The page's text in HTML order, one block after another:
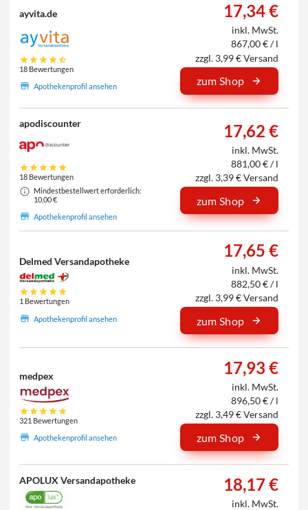
ayvita.de
18 Bewertungen
Apothekenprofil ansehen
17,34 €
inkl. MwSt.
867,00 € / l
zzgl. 3,99 € Versand
zum Shop
apodiscounter
18 Bewertungen
Mindestbestellwert erforderlich:
10,00 €
Apothekenprofil ansehen
17,62 €
inkl. MwSt.
881,00 € / l
zzgl. 3,39 € Versand
zum Shop
Delmed Versandapotheke
1 Bewertungen
Apothekenprofil ansehen
17,65 €
inkl. MwSt.
882,50 € / l
zzgl. 3,99 € Versand
zum Shop
medpex
321 Bewertungen
Apothekenprofil ansehen
17,93 €
inkl. MwSt.
896,50 € / l
zzgl. 3,49 € Versand
zum Shop
APOLUX Versandapotheke 18,17 €
inkl. MwSt.